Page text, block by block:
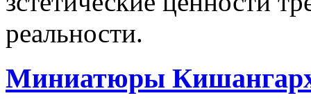
реальности.
Миниатюры